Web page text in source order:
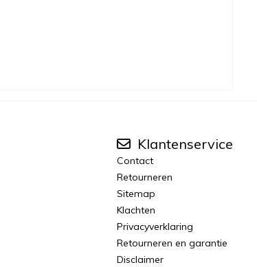
Klantenservice
Contact
Retourneren
Sitemap
Klachten
Privacyverklaring
Retourneren en garantie
Disclaimer